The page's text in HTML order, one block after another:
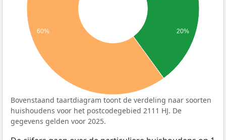
20%
60%
Bovenstaand taartdiagram toont de verdeling naar soorten
huishoudens voor het postcodegebied 2111 HJ. De
gegevens gelden voor 2025.